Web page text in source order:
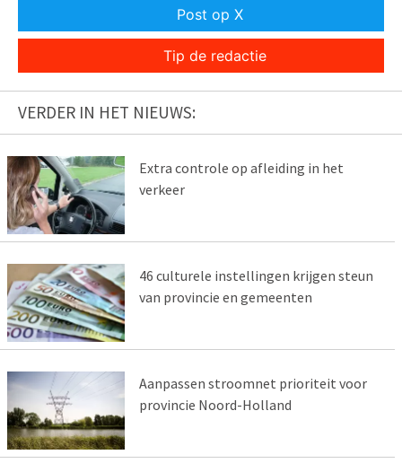
Post op X
Tip de redactie
VERDER IN HET NIEUWS:
Extra controle op afleiding in het
verkeer
46 culturele instellingen krijgen steun
van provincie en gemeenten
Aanpassen stroomnet prioriteit voor
provincie Noord-Holland